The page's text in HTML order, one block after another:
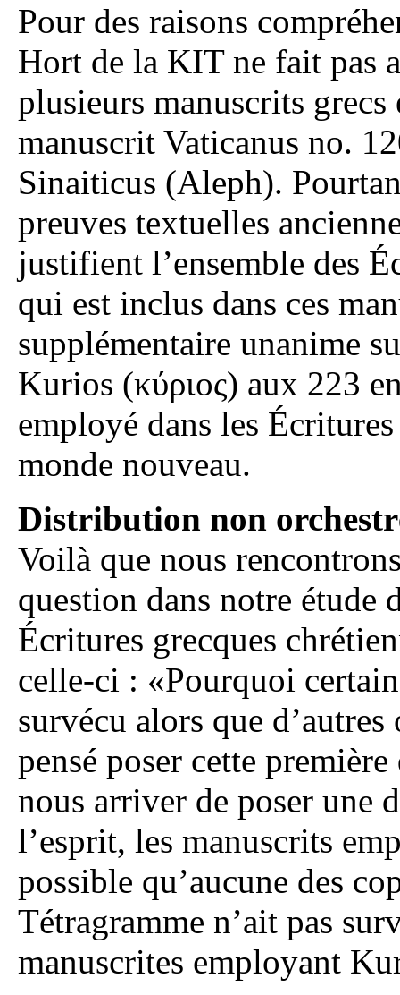
Pour des raisons
Hort de la KIT ne fait pas
plusieurs manuscrits
manuscrit Vaticanus no.
Sinaiticus (Aleph).
preuves textuelles
justifient l’ensemble des
qui est inclus dans ces
supplémentaire unanime
Kurios (κύριος) aux 223
employé dans les
monde nouveau.
Distribution non
Voilà que nous
question dans notre étude
Écritures grecques
celle-ci : «Pourquoi
survécu alors que
pensé poser cette
nous arriver de poser une
l’esprit, les manuscrits
possible qu’aucune des
Tétragramme n’ait pas
manuscrites employant